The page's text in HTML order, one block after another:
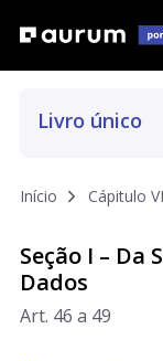
Livro único
Art. 7 a 16
Art. 17 a 22
Início Cápitulo
Seção I – Da
Dados
Art. 46 a 49